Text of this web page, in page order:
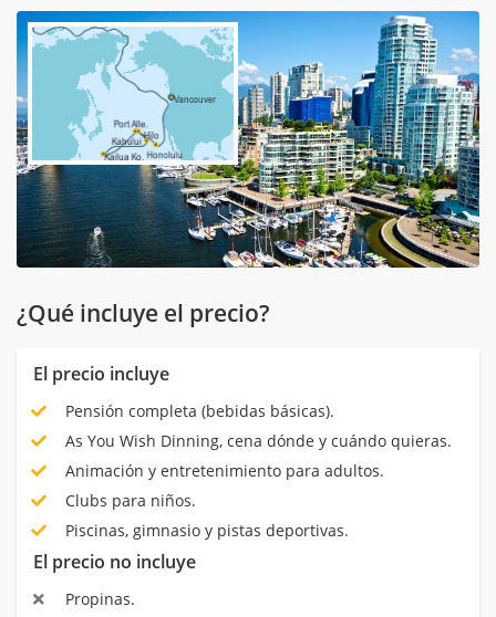
¿Qué incluye el precio?
El precio incluye
Pensión completa (bebidas básicas).
As You Wish Dinning, cena dónde y cuándo quieras.
Animación y entretenimiento para adultos.
Clubs para niños.
Piscinas, gimnasio y pistas deportivas.
El precio no incluye
Propinas.